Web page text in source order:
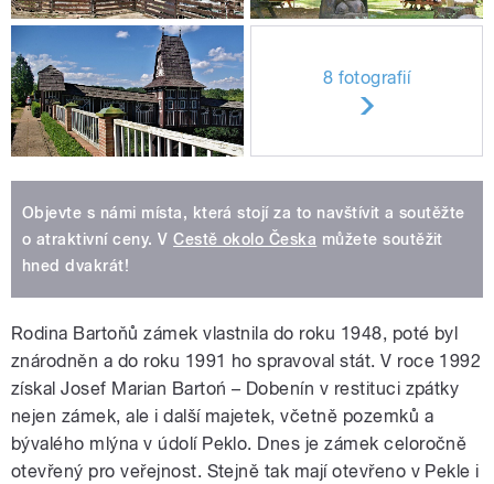
8 fotografií
Objevte s námi místa, která stojí za to navštívit a soutěžte
o atraktivní ceny. VCestě okolo Česka můžete soutěžit
hned dvakrát!
Rodina Bartoňů zámek vlastnila do roku 1948, poté byl
znárodněn a do roku 1991 ho spravoval stát. V roce 1992
získal Josef Marian Bartoń – Dobenín v restituci zpátky
nejen zámek, ale i další majetek, včetně pozemků a
bývalého mlýna v údolí Peklo. Dnes je zámek celoročně
otevřený pro veřejnost. Stejně tak mají otevřeno v Pekle i